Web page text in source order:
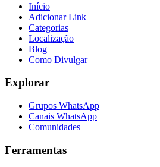
Início
Adicionar Link
Categorias
Localização
Blog
Como Divulgar
Explorar
Grupos WhatsApp
Canais WhatsApp
Comunidades
Ferramentas